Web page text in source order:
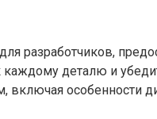
разработчиков,
деталю и
включая особенности